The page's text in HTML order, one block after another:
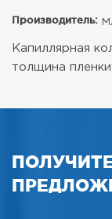
Производитель:
Капиллярная
толщина